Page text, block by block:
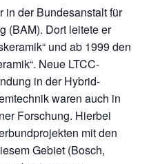
in der Bundesanstalt für
(BAM). Dort leitete er
und ab 1999 den
Neue LTCC-
in der Hybrid-
waren auch in
Forschung. Hierbei
mit den
Gebiet (Bosch,